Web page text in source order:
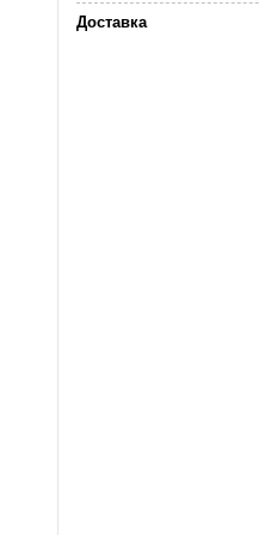
Доставка